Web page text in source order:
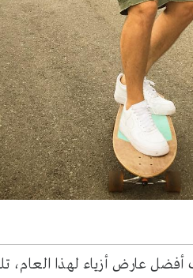
أفضل عارض أزياء لهذا العام،